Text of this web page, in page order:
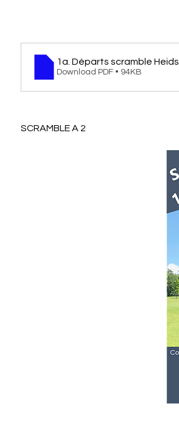
1a. Départs scramble
Download PDF • 94KB
SCRAMBLE A 2